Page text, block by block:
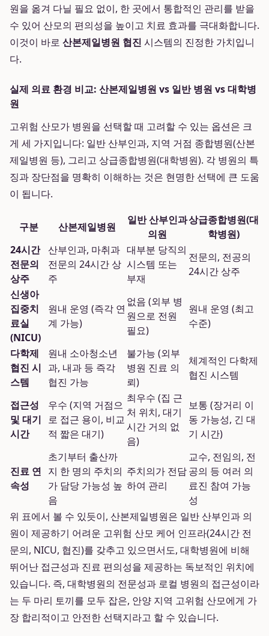
원을 옮겨 다닐 필요 없이, 한 곳에서 통합적인 관리를 받을
수 있어 산모의 편의성을 높이고 치료 효과를 극대화합니다.
이것이 바로 산본제일병원 협진 시스템의 진정한 가치입니
다.
실제 의료 환경 비교: 산본제일병원 vs 일반 병원 vs 대학병
원
고위험 산모가 병원을 선택할 때 고려할 수 있는 옵션은 크
게 세 가지입니다: 일반 산부인과, 지역 거점 종합병원(산본
제일병원 등), 그리고 상급종합병원(대학병원). 각 병원의 특
징과 장단점을 명확히 이해하는 것은 현명한 선택에 큰 도움
이 됩니다.
구분 산본제일병원
일반 산부인과
의원
상급종합병원(대
학병원)
24시간
전문의
상주
산부인과, 마취과
전문의 24시간 상
주
대부분 당직의
시스템 또는
부재
전문의, 전공의
24시간 상주
신생아
집중치
료실
(NICU)
원내 운영 (즉각 연
계 가능)
없음 (외부 병
원으로 전원
필요)
원내 운영 (최고
수준)
다학제
협진 시
스템
원내 소아청소년
과, 내과 등 즉각
협진 가능
불가능 (외부
병원 진료 의
뢰)
체계적인 다학제
협진 시스템
접근성
및 대기
시간
우수 (지역 거점으
로 접근 용이, 비교
적 짧은 대기)
최우수 (집 근
처 위치, 대기
시간 거의 없
음)
보통 (장거리 이
동 가능성, 긴 대
기 시간)
진료 연
속성
초기부터 출산까
지 한 명의 주치의
가 담당 가능성 높
음
주치의가 전담
하여 관리
교수, 전임의, 전
공의 등 여러 의
료진 참여 가능
성
위 표에서 볼 수 있듯이, 산본제일병원은 일반 산부인과 의
원이 제공하기 어려운 고위험 산모 케어 인프라(24시간 전
문의, NICU, 협진)를 갖추고 있으면서도, 대학병원에 비해
뛰어난 접근성과 진료 편의성을 제공하는 독보적인 위치에
있습니다. 즉, 대학병원의 전문성과 로컬 병원의 접근성이라
는 두 마리 토끼를 모두 잡은, 안양 지역 고위험 산모에게 가
장 합리적이고 안전한 선택지라고 할 수 있습니다.